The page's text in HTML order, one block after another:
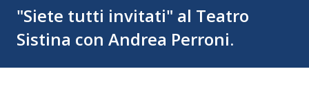
"Siete tutti invitati" al Teatro
Sistina con Andrea Perroni.